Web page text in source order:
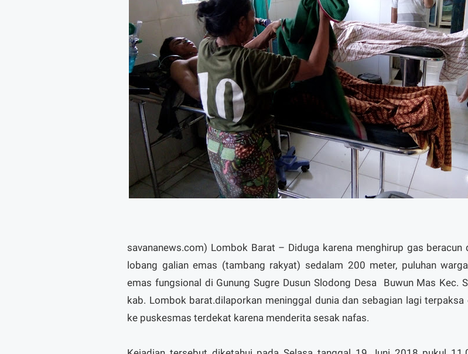
savananews.com) Lombok Barat – Diduga karena menghirup gas beracun
lobang galian emas (tambang rakyat) sedalam 200 meter, puluhan
emas fungsional di Gunung Sugre Dusun Slodong Desa Buwun Mas Kec.
kab. Lombok barat.dilaporkan meninggal dunia dan sebagian lagi terpaksa
ke puskesmas terdekat karena menderita sesak nafas.